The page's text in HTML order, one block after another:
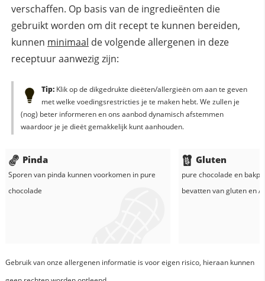
verschaffen. Op basis van de ingredieënten die
gebruikt worden om dit recept te kunnen bereiden,
kunnen minimaal de volgende allergenen in deze
receptuur aanwezig zijn:
Tip:Klik op de dikgedrukte dieëten/allergieën om aan te geven
met welke voedingsrestricties je te maken hebt. We zullen je
(nog) beter informeren en ons aanbod dynamisch afstemmen
waardoor je je dieët gemakkelijk kunt aanhouden.
Pinda
Sporen van pinda kunnen voorkomen in pure
chocolade
Gluten
pure chocolade en
bevatten van gluten en
Gebruik van onze allergenen informatie is voor eigen risico, hieraan kunnen